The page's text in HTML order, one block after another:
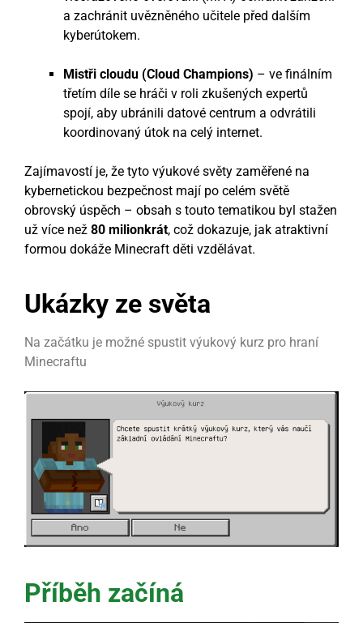
a zachránit uvězněného učitele před dalším
kyberútokem.
Mistři cloudu (Cloud Champions) – ve finálním
třetím díle se hráči v roli zkušených expertů
spojí, aby ubránili datové centrum a odvrátili
koordinovaný útok na celý internet.
Zajímavostí je, že tyto výukové světy zaměřené na
kybernetickou bezpečnost mají po celém světě
obrovský úspěch – obsah s touto tematikou byl stažen
už více než 80 milionkrát, což dokazuje, jak atraktivní
formou dokáže Minecraft děti vzdělávat.
Ukázky ze světa
Na začátku je možné spustit výukový kurz pro hraní
Minecraftu
Příběh začíná